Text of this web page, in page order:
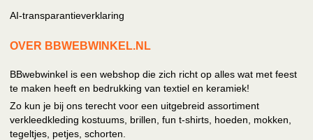
AI-transparantieverklaring
OVER BBWEBWINKEL.NL
BBwebwinkel is een webshop die zich richt op alles wat met feest
te maken heeft en bedrukking van textiel en keramiek!
Zo kun je bij ons terecht voor een uitgebreid assortiment
verkleedkleding kostuums, brillen, fun t-shirts, hoeden, mokken,
tegeltjes, petjes, schorten.